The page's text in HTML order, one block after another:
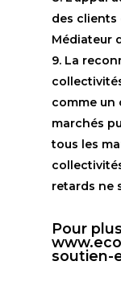
des clients
Médiateur
9. La
comme un
marchés
tous les
retards ne
Pour
soutien-